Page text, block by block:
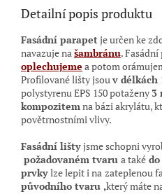
Detailní popis produktu
Fasádní parapetjeurčen ke
navazuje našambránu.
oplechujeme a potom
Profilované lišty jsouv délkách
polystyrenu EPS 150 potaženy 3
kompozitemna bázi akrylátu,
povětrnostními vlivy.
Fasádní lištyjsme schopni
požadovaném tvaru a také
prvky lze lepit i na zateplenou
původního tvaru ,který máte